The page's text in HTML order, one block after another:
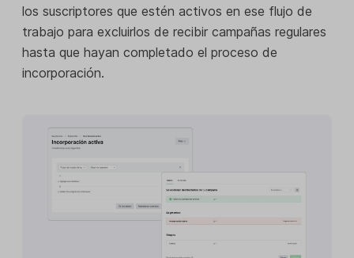
los suscriptores que estén activos en ese flujo de
trabajo para excluirlos de recibir campañas regulares
hasta que hayan completado el proceso de
incorporación.